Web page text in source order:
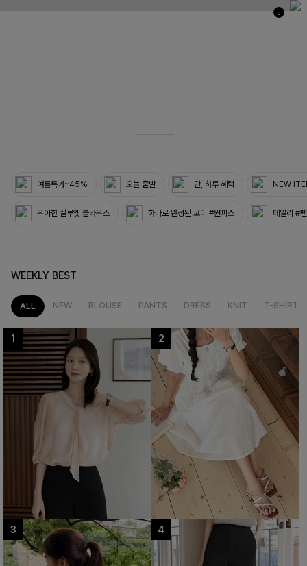
0
여름특가~45% 오늘 출발 단, 하루 혜택 NEW
우아한 실루엣 블라우스 하나로 완성된 코디 #원피스 데일리 #
WEEKLY BEST
ALL NEW BLOUSE PANTS DRESS KNIT T-SHIRT